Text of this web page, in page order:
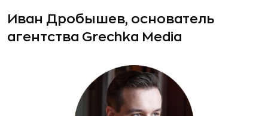
Иван Дробышев, основатель
агентства Grechka Media